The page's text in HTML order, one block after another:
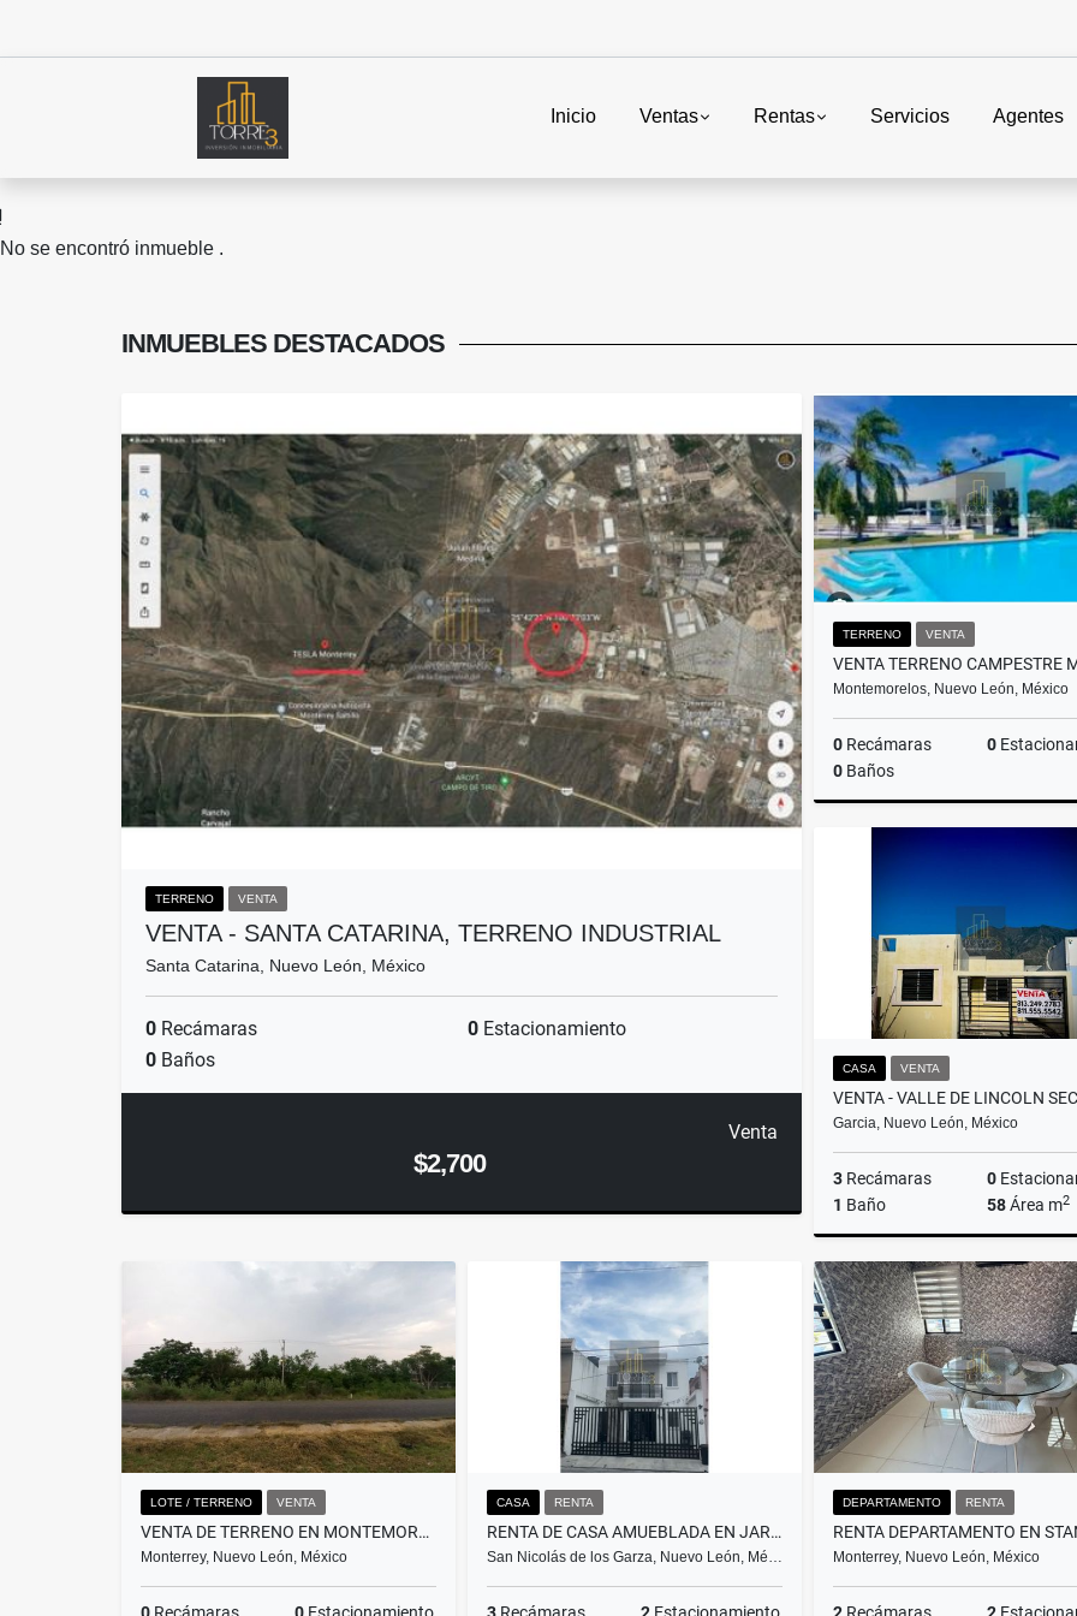
Inicio Ventas Rentas Servicios Agentes
No se encontró inmueble .
INMUEBLES DESTACADOS
TERRENO VENTA
VENTA - SANTA CATARINA, TERRENO INDUSTRIAL
Santa Catarina, Nuevo León, México
0 Recámaras 0 Estacionamiento
0 Baños
Venta
$2,700
TERRENO VENTA
Montemorelos, Nuevo León, México
0 Recámaras 0
0 Baños
CASA VENTA
Garcia, Nuevo León, México
3 Recámaras 0
1 Baño 58Área m2
$950,000
LOTE / TERRENO VENTA
VENTA DE TERRENO EN MONTEMORELOS
Monterrey, Nuevo León, México
CASA RENTA
RENTA DE CASA AMUEBLADA EN JARDINES DE CASA BLANCA
San Nicolás de los Garza, Nuevo León, Mé…
DEPARTAMENTO RENTA
Monterrey, Nuevo León, México